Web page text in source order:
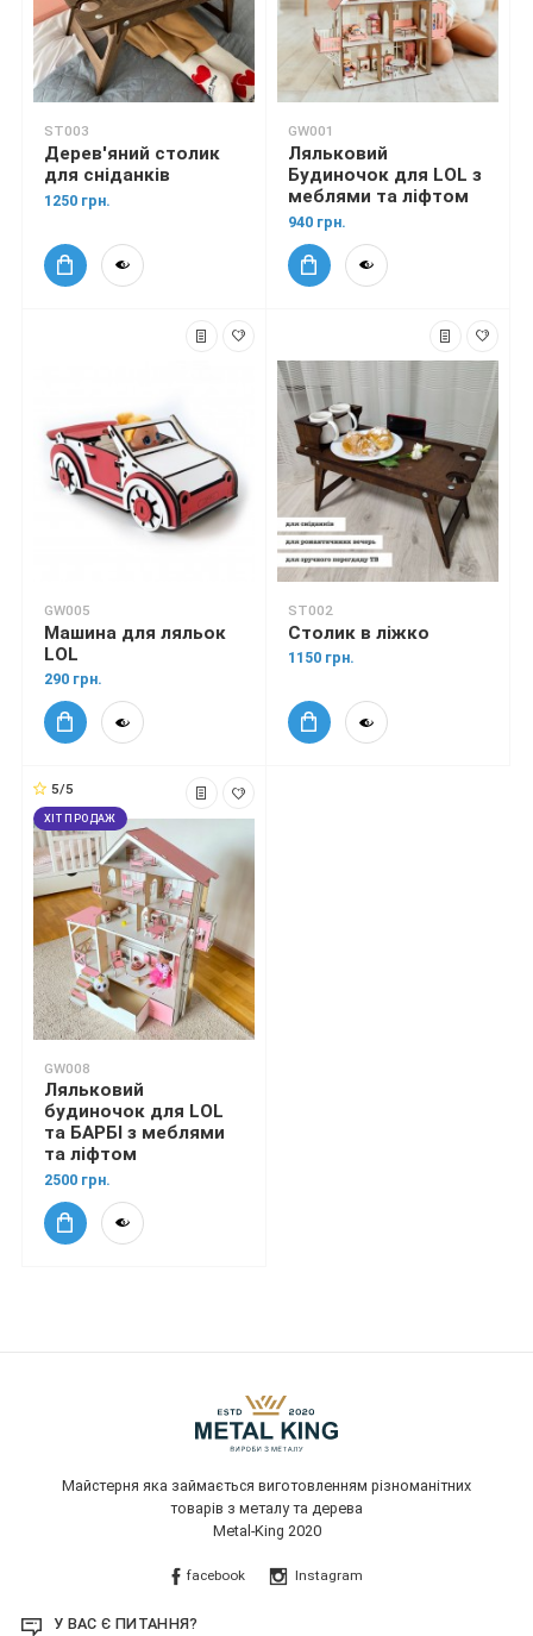
ST003
Дерев'яний столик
для сніданків
1250 грн.
GW001
Ляльковий
Будиночок для LOL з
меблями та ліфтом
940 грн.
GW005
Машина для ляльок
LOL
290 грн.
ST002
Столик в ліжко
1150 грн.
5/5
ХІТ ПРОДАЖ
GW008
Ляльковий
будиночок для LOL
та БАРБІ з меблями
та ліфтом
2500 грн.
Майстерня яка займається виготовленням різноманітних
товарів з металу та дерева
Metal-King 2020
facebook Instagram
У ВАС Є ПИТАННЯ?